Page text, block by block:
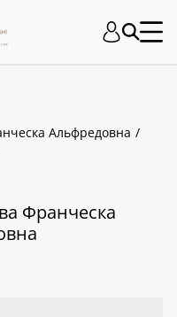
Альфредовна
Франческа